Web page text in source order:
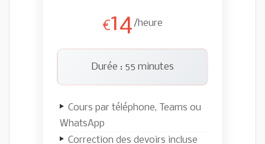
€14/heure
Durée : 55 minutes
Cours par téléphone, Teams ou
WhatsApp
Correction des devoirs incluse